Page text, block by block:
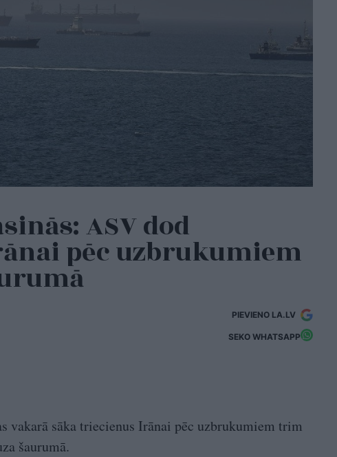
ASV dod
pēc uzbrukumiem
PIEVIENO LA.LV
SEKO WHATSAPP
vakarā sāka triecienus Irānai pēc uzbrukumiem trim
šaurumā.